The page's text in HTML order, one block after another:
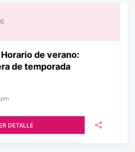
de verano:
de temporada
DETALLE